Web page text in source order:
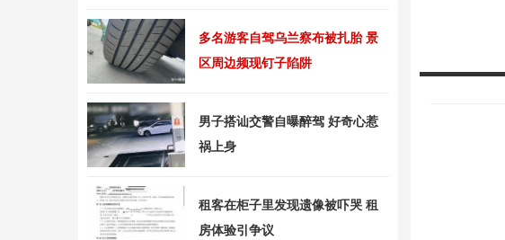
多名游客自驾乌兰察布被扎胎 景
区周边频现钉子陷阱
男子搭讪交警自曝醉驾 好奇心惹
祸上身
租客在柜子里发现遗像被吓哭 租
房体验引争议